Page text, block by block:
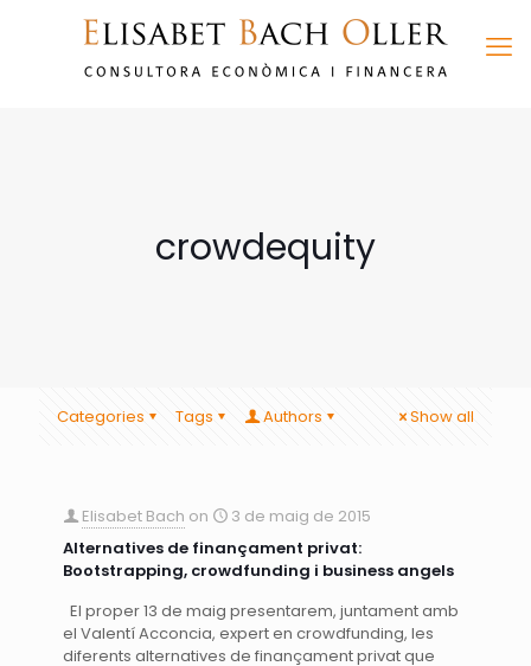
crowdequity
Categories Tags Authors Show all
Elisabet Bach on
3 de maig de 2015
Alternatives de finançament privat:
Bootstrapping, crowdfunding i business angels
El proper 13 de maig presentarem, juntament amb
el Valentí Acconcia, expert en crowdfunding, les
diferents alternatives de finançament privat que